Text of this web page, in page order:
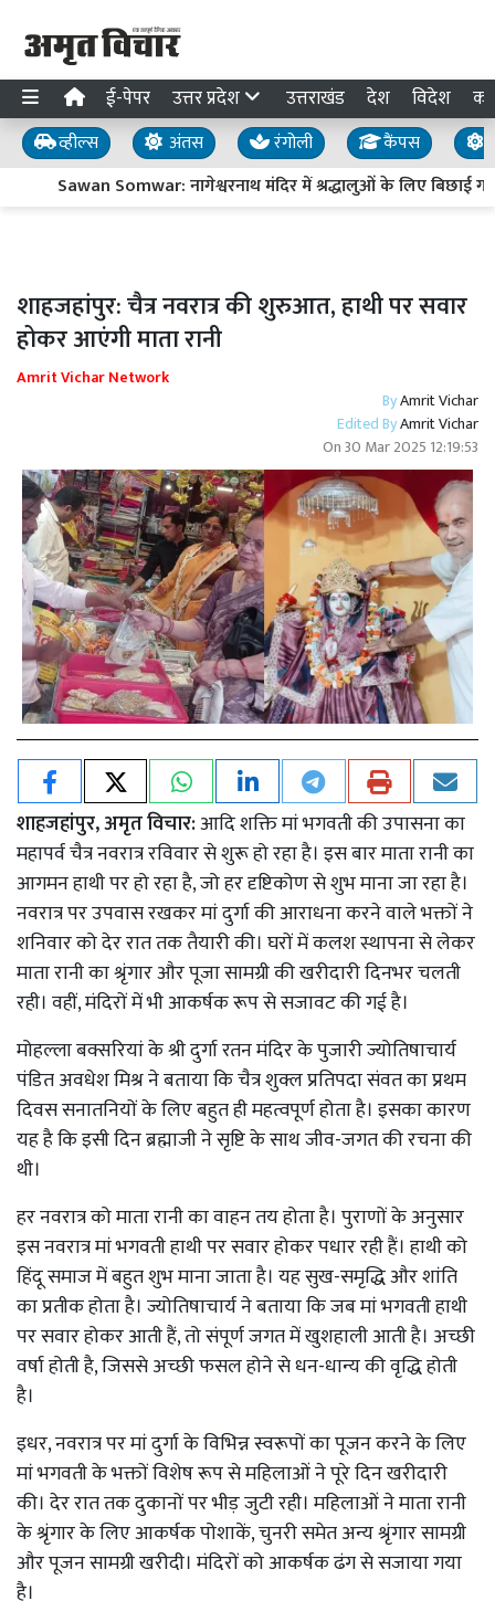
ई-पेपर उत्तर प्रदेश उत्तराखंड देश विदेश
व्हील्स अंतस रंगोली कैंपस
Sawan Somwar: नागेश्वरनाथ मंदिर में श्रद्धालुओं के लिए बिछाई
शाहजहांपुर: चैत्र नवरात्र की शुरुआत, हाथी पर सवार
होकर आएंगी माता रानी
Amrit Vichar Network
ByAmrit Vichar
Edited ByAmrit Vichar
On30 Mar 2025 12:19:53
शाहजहांपुर, अमृत विचार:आदि शक्ति मां भगवती की उपासना का
महापर्व चैत्र नवरात्र रविवार से शुरू हो रहा है। इस बार माता रानी का
आगमन हाथी पर हो रहा है, जो हर दृष्टिकोण से शुभ माना जा रहा है।
नवरात्र पर उपवास रखकर मां दुर्गा की आराधना करने वाले भक्तों ने
शनिवार को देर रात तक तैयारी की। घरों में कलश स्थापना से लेकर
माता रानी का श्रृंगार और पूजा सामग्री की खरीदारी दिनभर चलती
रही। वहीं, मंदिरों में भी आकर्षक रूप से सजावट की गई है।
मोहल्ला बक्सरियां के श्री दुर्गा रतन मंदिर के पुजारी ज्योतिषाचार्य
पंडित अवधेश मिश्र ने बताया कि चैत्र शुक्ल प्रतिपदा संवत का प्रथम
दिवस सनातनियों के लिए बहुत ही महत्वपूर्ण होता है। इसका कारण
यह है कि इसी दिन ब्रह्माजी ने सृष्टि के साथ जीव-जगत की रचना की
थी।
हर नवरात्र को माता रानी का वाहन तय होता है। पुराणों के अनुसार
इस नवरात्र मां भगवती हाथी पर सवार होकर पधार रही हैं। हाथी को
हिंदू समाज में बहुत शुभ माना जाता है। यह सुख-समृद्धि और शांति
का प्रतीक होता है। ज्योतिषाचार्य ने बताया कि जब मां भगवती हाथी
पर सवार होकर आती हैं, तो संपूर्ण जगत में खुशहाली आती है। अच्छी
वर्षा होती है, जिससे अच्छी फसल होने से धन-धान्य की वृद्धि होती
है।
इधर, नवरात्र पर मां दुर्गा के विभिन्न स्वरूपों का पूजन करने के लिए
मां भगवती के भक्तों विशेष रूप से महिलाओं ने पूरे दिन खरीदारी
की। देर रात तक दुकानों पर भीड़ जुटी रही। महिलाओं ने माता रानी
के श्रृंगार के लिए आकर्षक पोशाकें, चुनरी समेत अन्य श्रृंगार सामग्री
और पूजन सामग्री खरीदी। मंदिरों को आकर्षक ढंग से सजाया गया
है।